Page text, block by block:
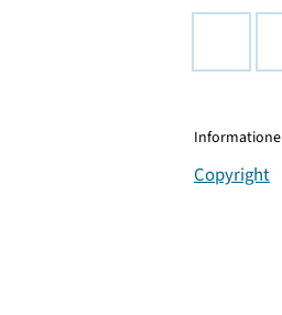
Copyright